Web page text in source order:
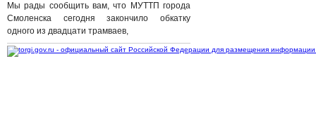
Мы рады сообщить вам, что МУТТП города
Смоленска сегодня закончило обкатку
одного из двадцати трамваев,